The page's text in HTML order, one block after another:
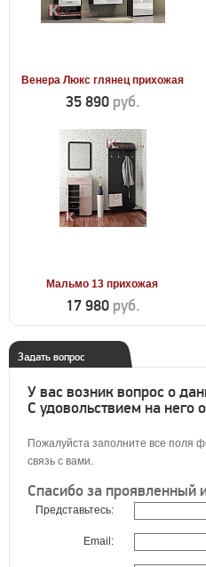
Венера Люкс глянец прихожая
35 890 руб.
Мальмо 13 прихожая
17 980 руб.
Задать вопрос
У вас возник вопрос о
С удовольствием на него
Пожалуйста заполните все поля
связь с вами.
Спасибо за проявленный
Представьтесь:
Email: